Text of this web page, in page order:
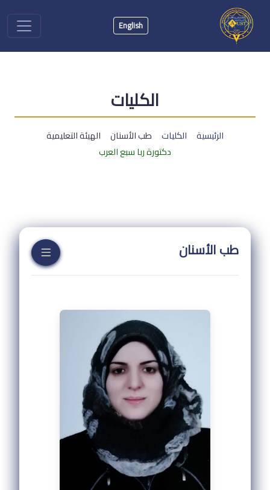
English
الكليات
الرئيسية الكليات طب الأسنان
الهيئة التعليمية
دكتورة ربا سبع العرب
طب الأسنان